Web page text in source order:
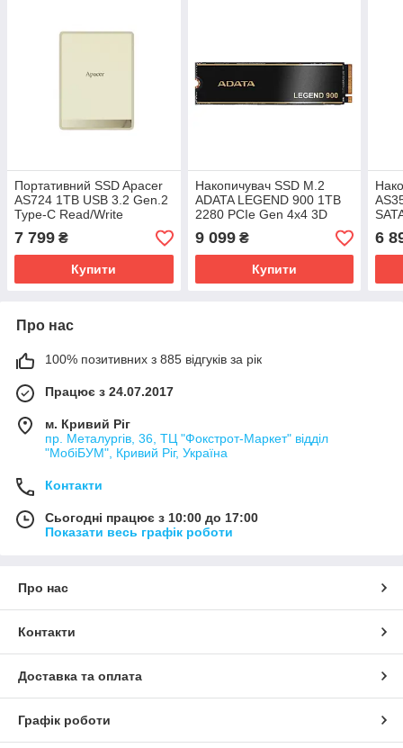
Портативний SSD Apacer
AS724 1TB USB 3.2 Gen.2
Type-C Read/Write
500MB/s Cream
(AP1TBAS724C-1)
Кремовий
7 799 ₴
Купити
Накопичувач SSD M.2
ADATA LEGEND 900 1TB
2280 PCIe Gen 4x4 3D
NAND Read/Write:
7000/4700 MB/sec (SLEG-
900-1TCS) Чорний
9 099₴
Купити
6
Про нас
100% позитивних з 885 відгуків за рік
Працює з 24.07.2017
м. Кривий Ріг
пр. Металургів, 36, ТЦ "Фокстрот-Маркет" відділ
"МобіБУМ", Кривий Ріг, Україна
Контакти
Сьогодні працює з 10:00 до 17:00
Показати весь графік роботи
Про нас
Контакти
Доставка та оплата
Графік роботи